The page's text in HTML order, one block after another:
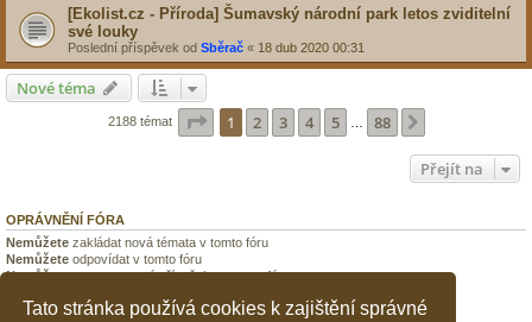
Tato stránka používá cookies k zajištění správné
[Ekolist.cz - Příroda] Šumavský národní park letos zviditelní
své louky
Poslední příspěvek od Sběrač « 18 dub 2020 00:31
Nové téma
2188 témat Stránka z 88
1 2 3 4 5 88
Přejít na
OPRÁVNĚNÍ FÓRA
Nemůžete zakládat nová témata v tomto fóru
Nemůžete odpovídat v tomto fóru
Nemůžeteupravovat své příspěvky v tomto fóru
Nemůžetepřikládat soubory v tomto fóru